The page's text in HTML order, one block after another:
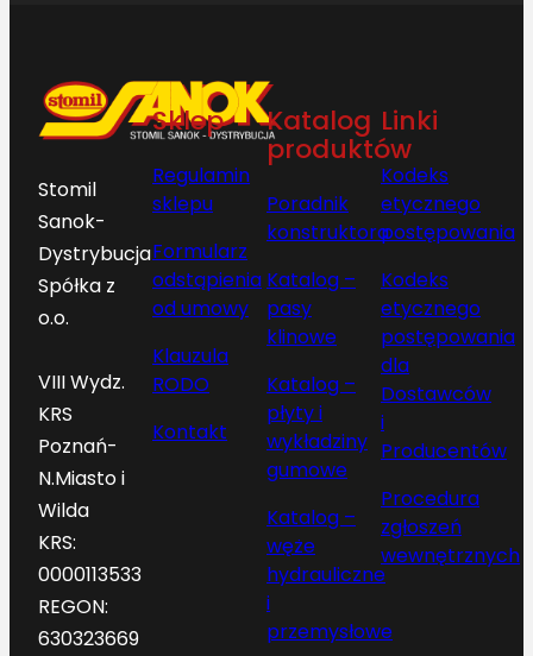
Stomil
Sanok-
Dystrybucja
Spółka z
o.o.
VIII Wydz.
KRS
Poznań-
N.Miasto i
Wilda
KRS:
0000113533
REGON:
630323669
Sklep
Regulamin
sklepu
Formularz
odstąpienia
od umowy
Klauzula
RODO
Kontakt
Katalog
produktów
Poradnik
konstruktora
Katalog –
pasy
klinowe
Katalog –
płyty i
wykładziny
gumowe
Katalog –
węże
hydrauliczne
i
przemysłowe
Linki
Kodeks
etycznego
postępowania
Kodeks
etycznego
postępowania
dla
Dostawców
i
Producentów
Procedura
zgłoszeń
wewnętrznych